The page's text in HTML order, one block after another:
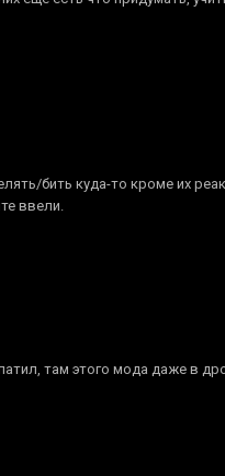
бить куда-то кроме их
ввели.
там этого мода даже в